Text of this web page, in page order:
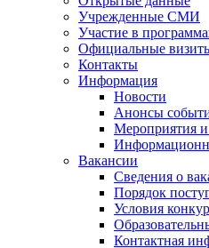
Учрежденные СМИ
Участие в
Официальные
Контакты
Информация
Новости
Анонсы
Мероприятия
Вакансии
Сведения о
Порядок
Условия
Контактная